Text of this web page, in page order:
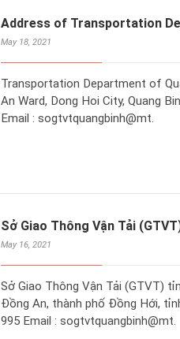
Address of Transportation
May 18, 2021
Transportation Department of
An Ward, Dong Hoi City, Quang
Email : sogtvtquangbinh@mt.
Sở Giao Thông Vận Tải
May 16, 2021
Sở Giao Thông Vận Tải (GTVT)
Đồng An, thành phố Đồng Hới,
995 Email : sogtvtquangbinh@mt.